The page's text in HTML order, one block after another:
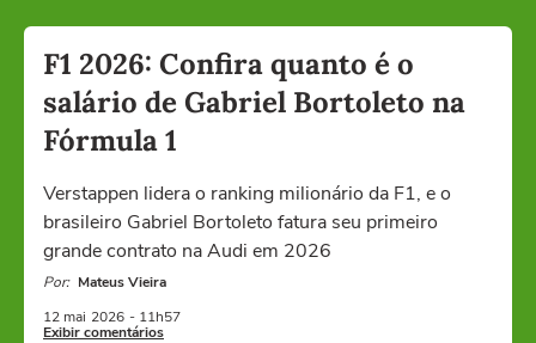
F1 2026: Confira quanto é o
salário de Gabriel Bortoleto na
Fórmula 1
Verstappen lidera o ranking milionário da F1, e o
brasileiro Gabriel Bortoleto fatura seu primeiro
grande contrato na Audi em 2026
Por: Mateus Vieira
12 mai 2026 - 11h57
Exibir comentários